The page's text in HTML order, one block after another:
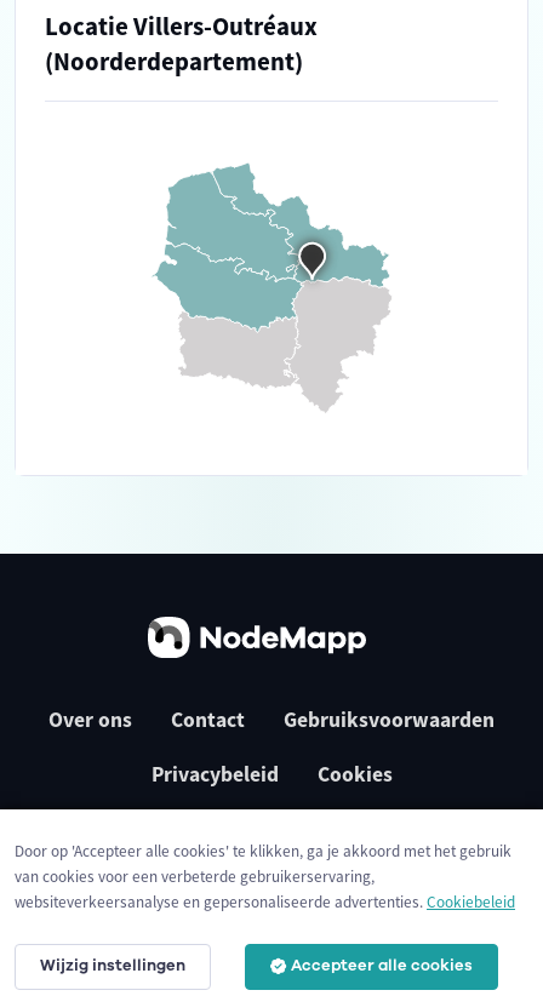
Locatie Villers-Outréaux
(Noorderdepartement)
Over ons Contact Gebruiksvoorwaarden
Privacybeleid Cookies
© 2026 NodeMapp BV
Door op 'Accepteer alle cookies' te klikken, ga je akkoord met het gebruik
van cookies voor een verbeterde gebruikerservaring,
websiteverkeersanalyse en gepersonaliseerde advertenties.Cookiebeleid
Wijzig instellingen Accepteer alle cookies